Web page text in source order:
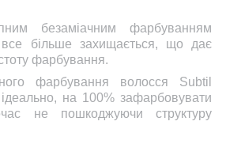
безаміачним фарбуванням
більше захищається, що дає
фарбування.
фарбування волосся Subtil
на 100% зафарбовувати
не пошкоджуючи структуру